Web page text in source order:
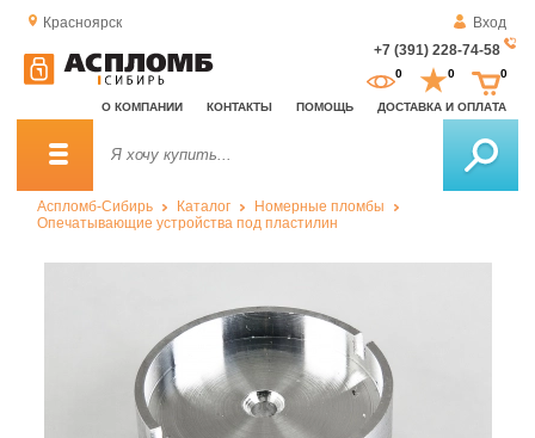
Красноярск
Вход
+7 (391) 228-74-58
О КОМПАНИИ КОНТАКТЫ ПОМОЩЬ ДОСТАВКА И ОПЛАТА
0 0 0
Аспломб-Сибирь Каталог
Номерные пломбы
Опечатывающие устройства под пластилин